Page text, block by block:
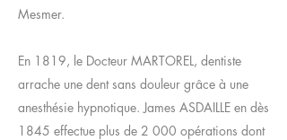
Mesmer.
En 1819, le Docteur MARTOREL, dentiste
arrache une dent sans douleur grâce à une
anesthésie hypnotique. James ASDAILLE en dès
1845 effectue plus de 2 000 opérations dont